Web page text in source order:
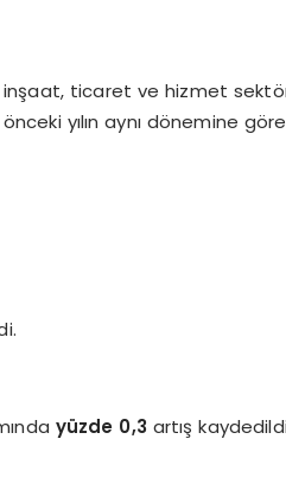
inşaat, ticaret ve hizmet
yılın aynı dönemine
yüzde 0,3 artış